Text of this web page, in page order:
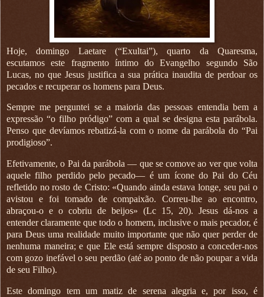
Hoje, domingo Laetare (“Exultai”), quarto da Quaresma,
escutamos este fragmento íntimo do Evangelho segundo São
Lucas, no que Jesus justifica a sua prática inaudita de perdoar os
pecados e recuperar os homens para Deus.
Sempre me perguntei se a maioria das pessoas entendia bem a
expressão “o filho pródigo” com a qual se designa esta parábola.
Penso que devíamos rebatizá-la com o nome da parábola do “Pai
prodigioso”.
Efetivamente, o Pai da parábola — que se comove ao ver que volta
aquele filho perdido pelo pecado— é um ícone do Pai do Céu
refletido no rosto de Cristo: «Quando ainda estava longe, seu pai o
avistou e foi tomado de compaixão. Correu-lhe ao encontro,
abraçou-o e o cobriu de beijos» (Lc 15, 20). Jesus dá-nos a
entender claramente que todo o homem, inclusive o mais pecador, é
para Deus uma realidade muito importante que não quer perder de
nenhuma maneira; e que Ele está sempre disposto a conceder-nos
com gozo inefável o seu perdão (até ao ponto de não poupar a vida
de seu Filho).
Este domingo tem um matiz de serena alegria e, por isso, é